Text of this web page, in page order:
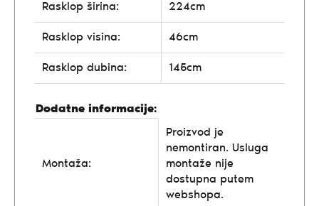
Rasklop širina: 224cm
Rasklop visina: 46cm
Rasklop dubina: 145cm
Dodatne informacije:
Montaža:
Proizvod je
nemontiran. Usluga
montaže nije
dostupna putem
webshopa.